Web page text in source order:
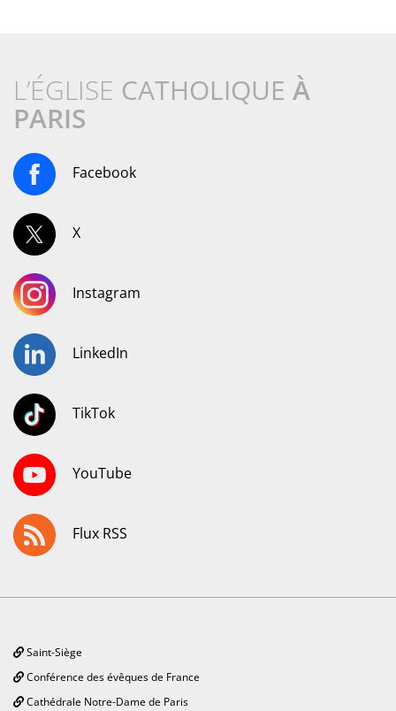
L’ÉGLISE CATHOLIQUE À
PARIS
Facebook
X
Instagram
LinkedIn
TikTok
YouTube
Flux RSS
Saint-Siège
Conférence des évêques de France
Cathédrale Notre-Dame de Paris